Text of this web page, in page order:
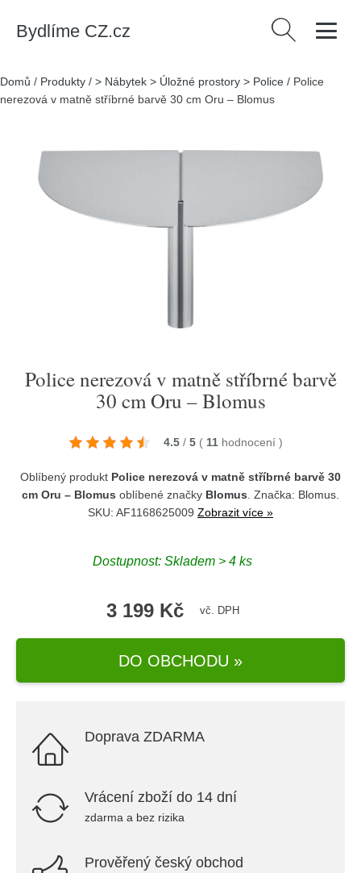
Bydlíme CZ.cz Vyhledávání
Domů / Produkty / > Nábytek > Úložné prostory > Police / Police
nerezová v matně stříbrné barvě 30 cm Oru – Blomus
Police nerezová v matně stříbrné barvě
30 cm Oru – Blomus
4.5 / 5 ( 11 hodnocení )
Oblíbený produkt Police nerezová v matně stříbrné barvě 30
cm Oru – Blomus oblíbené značky Blomus . Značka: Blomus
SKU: AF1168625009 Zobrazit více »
Dostupnost: Skladem > 4 ks
3 199 Kč vč. DPH
DO OBCHODU »
Doprava ZDARMA
Vrácení zboží do 14 dní
zdarma a bez rizika
Prověřený český obchod